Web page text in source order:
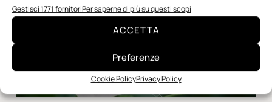
Gestisci 1771 fornitoriPer saperne di più su questi scopi
ACCETTA
Preferenze
Cookie PolicyPrivacy Policy